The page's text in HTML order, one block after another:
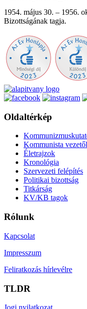
1954. május 30. – 1956.
Bizottságának tagja.
Oldaltérkép
Kommunista
Életrajzok
Kronológia
Szervezeti felépítés
Politikai bizottság
Titkárság
KV/KB tagok
Rólunk
Kapcsolat
Impresszum
Feliratkozás hírlevélre
TLDR